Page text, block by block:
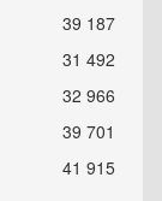
39 187
31 492
32 966
39 701
41 915